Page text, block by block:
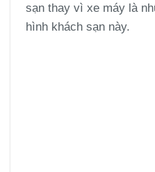
sạn thay vì xe máy là
hình khách sạn này.